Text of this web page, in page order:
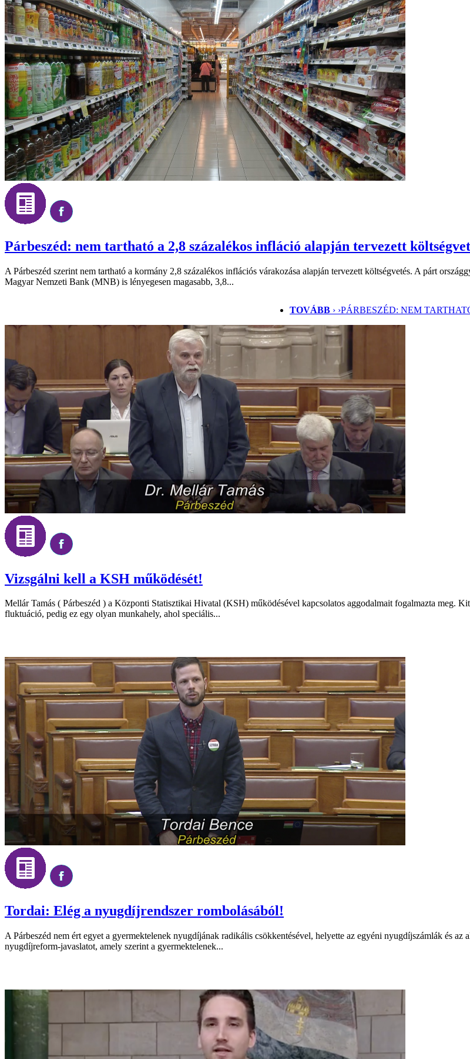
Párbeszéd: nem tartható a 2,8 százalékos infláció alapján tervezett
A Párbeszéd szerint nem tartható a kormány 2,8 százalékos inflációs várakozása alapján tervezett költségvetés. A párt
Magyar Nemzeti Bank (MNB) is lényegesen magasabb, 3,8...
TOVÁBB › ›PÁRBESZÉD: NEM
Vizsgálni kell a KSH működését!
Mellár Tamás ( Párbeszéd ) a Központi Statisztikai Hivatal (KSH) működésével kapcsolatos aggodalmait fogalmazta meg.
fluktuáció, pedig ez egy olyan munkahely, ahol speciális...
Tordai: Elég a nyugdíjrendszer rombolásából!
A Párbeszéd nem ért egyet a gyermektelenek nyugdíjának radikális csökkentésével, helyette az egyéni nyugdíjszámlák és
nyugdíjreform-javaslatot, amely szerint a gyermektelenek...